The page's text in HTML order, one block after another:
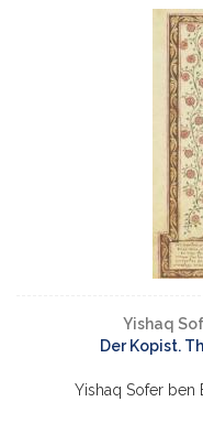
Yishaq
Der Kopist.
Yishaq Sofer ben